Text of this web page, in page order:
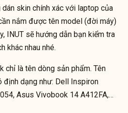
skin chính xác với laptop của
nắm được tên model (đời máy)
INUT sẽ hướng dẫn bạn kiểm tra
khác nhau nhé.
chỉ là tên dòng sản phẩm. Tên
dạng như: Dell Inspiron
Asus Vivobook 14 A412FA,…